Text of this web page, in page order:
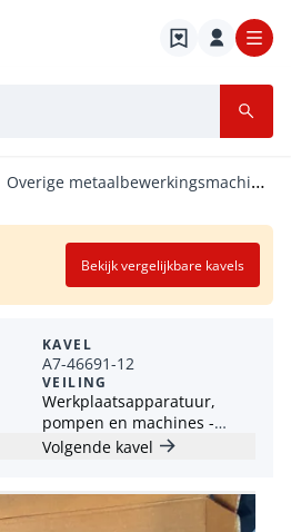
Overige metaalbewerkingsmachines
Bekijk vergelijkbare kavels
KAVEL
A7-46691-12
VEILING
Werkplaatsapparatuur,
pompen en machines -
Slowakije
Volgende kavel